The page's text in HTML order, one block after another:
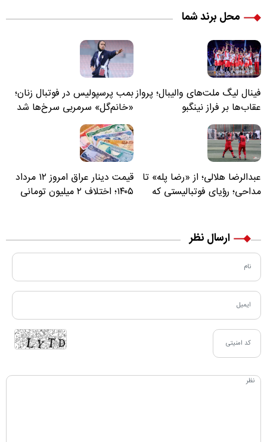
محل برند شما
فینال لیگ ملت‌های والیبال؛ پرواز
عقاب‌ها بر فراز نینگبو
بمب پرسپولیس در فوتبال زنان؛
«خانم‌گل» سرمربی سرخ‌ها شد
عبدالرضا هلالی؛ از «رضا پله» تا
مداحی؛ رؤیای فوتبالیستی که
قیمت دینار عراق امروز ۱۲ مرداد
۱۴۰۵؛ اختلاف ۲ میلیون تومانی
ارسال نظر